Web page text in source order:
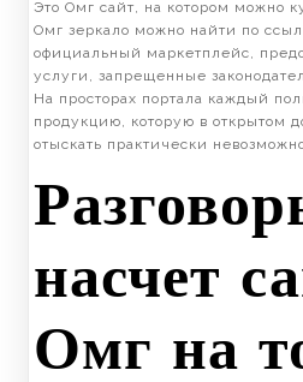
Это Омг сайт, на котором можно
Омг зеркало можно найти по
официальный маркетплейс,
услуги, запрещенные
На просторах портала каждый
продукцию, которую в открытом
отыскать практически
насчет
Омг на